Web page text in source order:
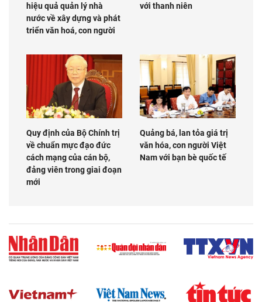
hiệu quả quản lý nhà
nước về xây dựng và phát
triển văn hoá, con người
với thanh niên
Quy định của Bộ Chính trị
về chuẩn mực đạo đức
cách mạng của cán bộ,
đảng viên trong giai đoạn
mới
Quảng bá, lan tỏa giá trị
văn hóa, con người Việt
Nam với bạn bè quốc tế